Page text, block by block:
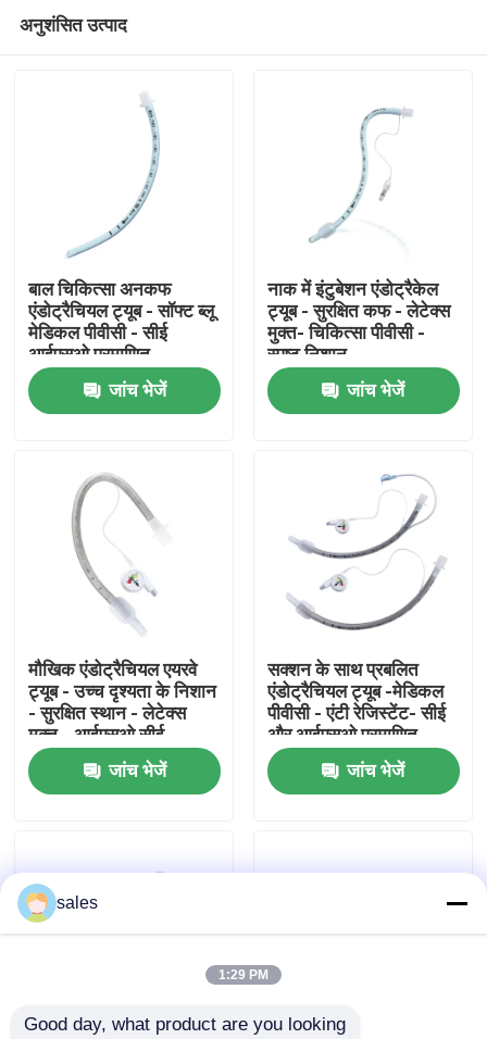
होम
वीआर दिखाएँ
फैक्टरी यात्रा
गुणवत्ता नियंत्रण
एक बोली का अनुरोध
स्वरयंत्र मुखौटा वायुमार्ग
अनुशंसित उत्पाद
बाल चिकित्सा अनकफ
एंडोट्रैचियल ट्यूब - सॉफ्ट ब्लू
मेडिकल पीवीसी - सीई
आईएसओ प्रमाणित
जांच भेजें
नाक में इंटुबेशन एंडोट्रैकेल
ट्यूब - सुरक्षित कफ - लेटेक्स
मुक्त- चिकित्सा पीवीसी -
स्पष्ट निशान
जांच भेजें
मौखिक एंडोट्रैचियल एयरवे
ट्यूब - उच्च दृश्यता के निशान
- सुरक्षित स्थान - लेटेक्स
मुक्त - आईएसओ सीई
प्रमाणन
जांच भेजें
सक्शन के साथ प्रबलित
एंडोट्रैचियल ट्यूब -मेडिकल
पीवीसी - एंटी रेजिस्टेंट- सीई
और आईएसओ प्रमाणित
जांच भेजें
sales
1:29 PM
Good day, what product are you looking